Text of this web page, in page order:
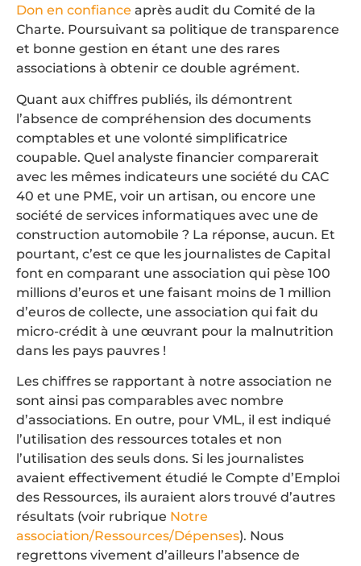
Don en confiance après audit du Comité de la
Charte. Poursuivant sa politique de transparence
et bonne gestion en étant une des rares
associations à obtenir ce double agrément.
Quant aux chiffres publiés, ils démontrent
l’absence de compréhension des documents
comptables et une volonté simplificatrice
coupable. Quel analyste financier comparerait
avec les mêmes indicateurs une société du CAC
40 et une PME, voir un artisan, ou encore une
société de services informatiques avec une de
construction automobile ? La réponse, aucun. Et
pourtant, c’est ce que les journalistes de Capital
font en comparant une association qui pèse 100
millions d’euros et une faisant moins de 1 million
d’euros de collecte, une association qui fait du
micro-crédit à une œuvrant pour la malnutrition
dans les pays pauvres !
Les chiffres se rapportant à notre association ne
sont ainsi pas comparables avec nombre
d’associations. En outre, pour VML, il est indiqué
l’utilisation des ressources totales et non
l’utilisation des seuls dons. Si les journalistes
avaient effectivement étudié le Compte d’Emploi
des Ressources, ils auraient alors trouvé d’autres
résultats (voir rubrique Notre
association/Ressources/Dépenses). Nous
regrettons vivement d’ailleurs l’absence de